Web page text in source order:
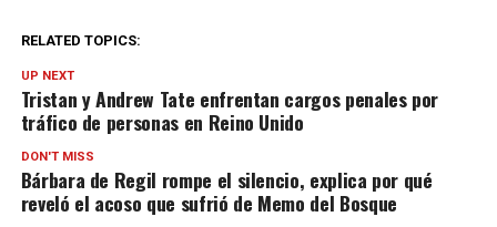
RELATED TOPICS:
UP NEXT
Tristan y Andrew Tate enfrentan cargos penales por
tráfico de personas en Reino Unido
DON'T MISS
Bárbara de Regil rompe el silencio, explica por qué
reveló el acoso que sufrió de Memo del Bosque